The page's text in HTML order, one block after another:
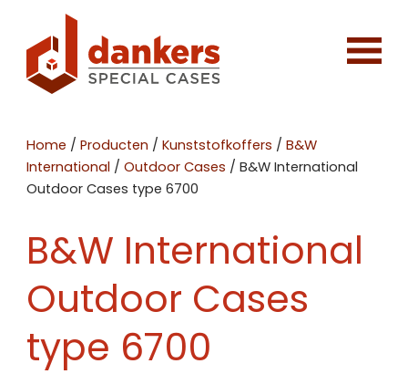
Home /Producten /Kunststofkoffers /B&W
International /Outdoor Cases /B&W International
Outdoor Cases type 6700
B&W International
Outdoor Cases
type 6700